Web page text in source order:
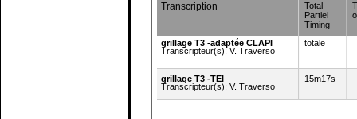
Transcription
Total
Partiel
Timing
grillage T3 -adaptée CLAPI
Transcripteur(s): V. Traverso
totale
grillage T3 -TEI
Transcripteur(s): V. Traverso
15m17s